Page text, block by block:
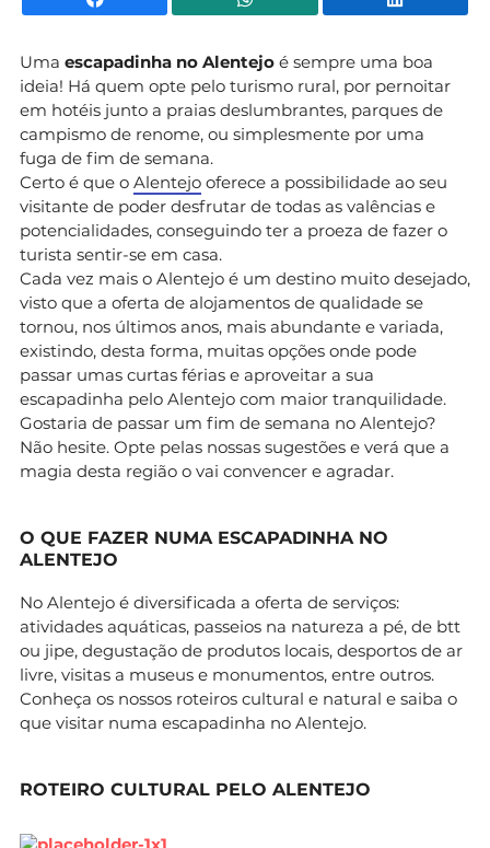
Uma escapadinha no Alentejo é sempre uma boa
ideia! Há quem opte pelo turismo rural, por pernoitar
em hotéis junto a praias deslumbrantes, parques de
campismo de renome, ou simplesmente por uma
fuga de fim de semana.
Certo é que o Alentejo oferece a possibilidade ao seu
visitante de poder desfrutar de todas as valências e
potencialidades, conseguindo ter a proeza de fazer o
turista sentir-se em casa.
Cada vez mais o Alentejo é um destino muito desejado,
visto que a oferta de alojamentos de qualidade se
tornou, nos últimos anos, mais abundante e variada,
existindo, desta forma, muitas opções onde pode
passar umas curtas férias e aproveitar a sua
escapadinha pelo Alentejo com maior tranquilidade.
Gostaria de passar um fim de semana no Alentejo?
Não hesite. Opte pelas nossas sugestões e verá que a
magia desta região o vai convencer e agradar.
O QUE FAZER NUMA ESCAPADINHA NO
ALENTEJO
No Alentejo é diversificada a oferta de serviços:
atividades aquáticas, passeios na natureza a pé, de btt
ou jipe, degustação de produtos locais, desportos de ar
livre, visitas a museus e monumentos, entre outros.
Conheça os nossos roteiros cultural e natural e saiba o
que visitar numa escapadinha no Alentejo.
ROTEIRO CULTURAL PELO ALENTEJO